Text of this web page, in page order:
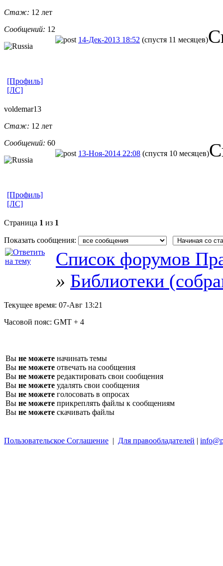
Стаж: 12 лет
Сообщений: 12
14-Дек-2013 18:52 (спустя 11 месяцев)
[Профиль]
[ЛС]
voldemar13
Стаж: 12 лет
Сообщений: 60
13-Ноя-2014 22:08 (спустя 10 месяцев)
[Профиль]
[ЛС]
Страница 1 из 1
Показать сообщения:
Список форумов
» Библиотеки
Текущее время: 07-Авг 13:21
Часовой пояс: GMT + 4
Вы не можете начинать темы
Вы не можете отвечать на сообщения
Вы не можете редактировать свои сообщения
Вы не можете удалять свои сообщения
Вы не можете голосовать в опросах
Вы не можете прикреплять файлы к сообщениям
Вы не можете скачивать файлы
Пользовательское Соглашение | Для правообладателей |